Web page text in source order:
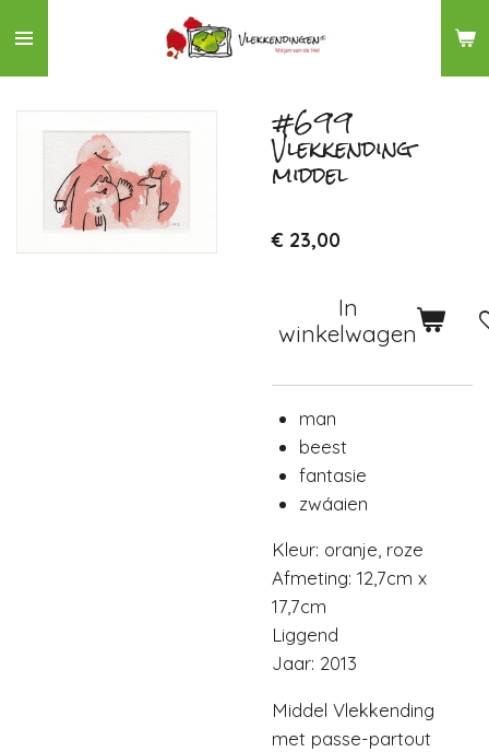
direct
naar
de
hoofdinhoud
#699
Vlekkending
middel
€ 23,00
In
winkelwagen
man
beest
fantasie
zwáaien
Kleur: oranje, roze
Afmeting: 12,7cm x
17,7cm
Liggend
Jaar: 2013
Middel Vlekkending
met passe-partout